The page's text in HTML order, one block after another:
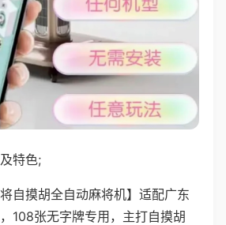
特色;
将自摸胡全自动麻将机】适配广东
108张无字牌专用，主打自摸胡